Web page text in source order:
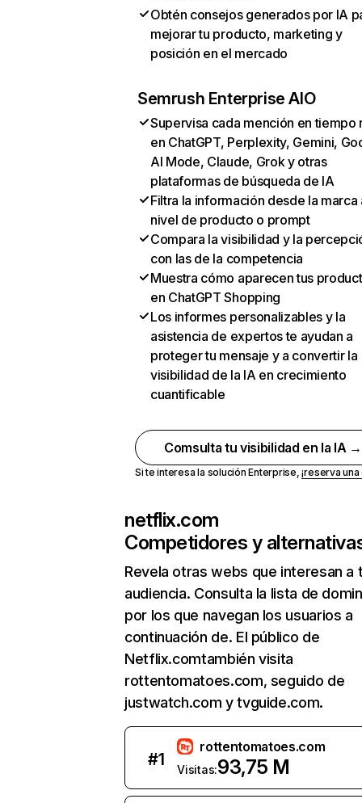
Obtén consejos generados por IA
mejorar tu producto, marketing y
posición en el mercado
Semrush Enterprise AIO
Supervisa cada mención en tiempo
en ChatGPT, Perplexity, Gemini,
AI Mode, Claude, Grok y otras
plataformas de búsqueda de IA
Filtra la información desde la marca
nivel de producto o prompt
Compara la visibilidad y la
con las de la competencia
Muestra cómo aparecen tus
en ChatGPT Shopping
Los informes personalizables y la
asistencia de expertos te ayudan a
proteger tu mensaje y a convertir la
visibilidad de la IA en crecimiento
cuantificable
Comsulta tu visibilidad en la IA →
Si te interesa la solución Enterprise,¡reserva
netflix.com
Competidores y
Revela otras webs que interesan a
audiencia. Consulta la lista de
por los que navegan los usuarios a
continuación de. El público de
Netflix.comtambién visita
rottentomatoes.com, seguido de
justwatch.com y tvguide.com.
#1
rottentomatoes.com
Visitas:93,75 M